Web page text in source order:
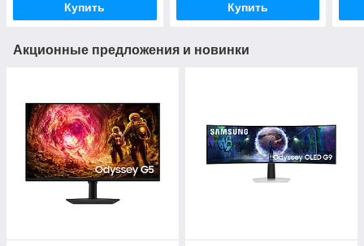
Купить Купить
Акционные предложения и новинки